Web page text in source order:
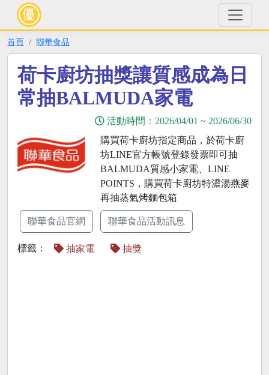
首頁 聯華食品
荷卡廚坊抽獎讓質感成為日
常抽BALMUDA家電
活動時間： 2026/04/01 ~ 2026/06/30
購買荷卡廚坊指定商品，於荷卡廚
坊LINE官方帳號登錄發票即可抽
BALMUDA質感小家電、LINE
POINTS，購買荷卡廚坊特濃湯燕麥
再抽蒸氣烤麵包箱
聯華食品官網 聯華食品活動訊息
標籤： 抽家電 抽獎